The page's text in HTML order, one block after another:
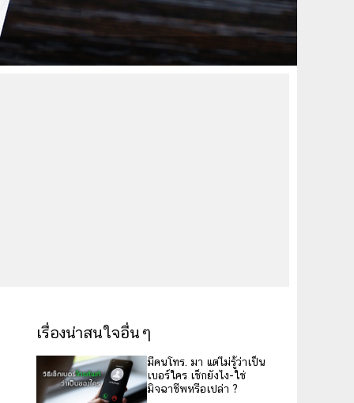
เรื่องน่าสนใจอื่นๆ
มีคนโทร. มา แต่ไม่รู้ว่าเป็น
เบอร์ใคร เช็กยังไง-ใช่
มิจฉาชีพหรือเปล่า ?